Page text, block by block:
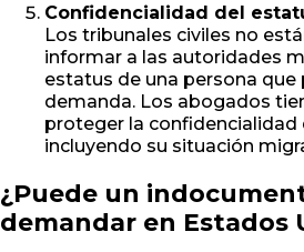
Confidencialidad del
Los tribunales civiles no
informar a las autoridades
estatus de una persona que
demanda. Los abogados
proteger la confidencialidad
incluyendo su situación
¿Puede un
demandar en Estados